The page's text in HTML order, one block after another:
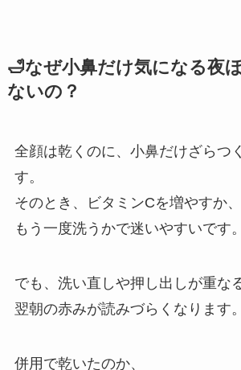
🛁なぜ小鼻だけ気になる夜
ないの？
全顔は乾くのに、小鼻だけざらつ
す。
そのとき、ビタミンCを増やすか、
もう一度洗うかで迷いやすいです。
でも、洗い直しや押し出しが重な
翌朝の赤みが読みづらくなります。
併用で乾いたのか、